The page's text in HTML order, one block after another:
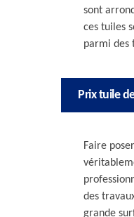
sont
ces tuiles
parmi des
Prix tuile
Faire
des
grande